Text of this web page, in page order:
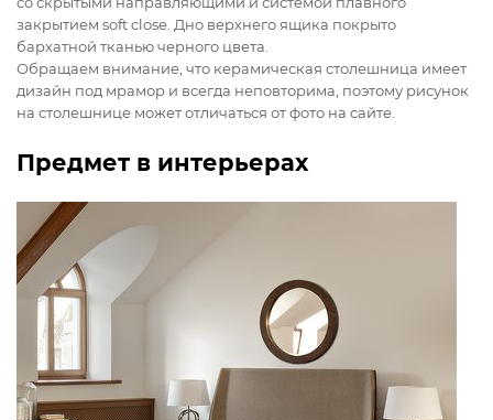
закрытием soft close. Дно верхнего ящика покрыто
бархатной тканью черного цвета.
Обращаем внимание, что керамическая столешница имеет
дизайн под мрамор и всегда неповторима, поэтому рисунок
на столешнице может отличаться от фото на сайте.
Предмет в интерьерах